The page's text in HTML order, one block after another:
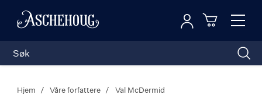
Toggle
Logg inn
Hjem Våre forfattere Val McDermid